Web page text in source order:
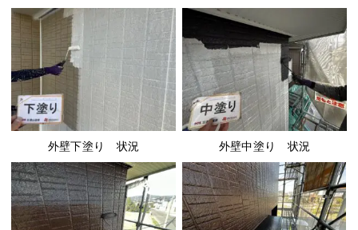
外壁下塗り 状況 外壁中塗り 状況